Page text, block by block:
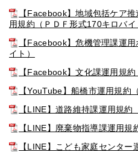
【Facebook】地域包括ケア
用規約（ＰＤＦ形式170キロバイ
【Facebook】危機管理課運
イト）
【Facebook】文化課運用規
【YouTube】船橋市運用規約
【LINE】道路維持課運用規約
【LINE】廃棄物指導課運用規
【LINE】こども家庭センタ